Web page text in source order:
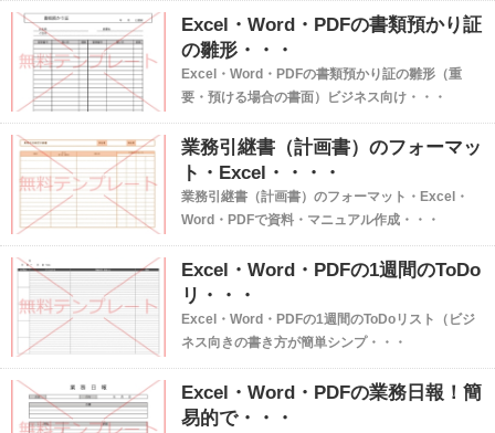
Excel・Word・PDFの書類預かり証
の雛形・・・
Excel・Word・PDFの書類預かり証の雛形（重
要・預ける場合の書面）ビジネス向け・・・
業務引継書（計画書）のフォーマッ
ト・Excel・・・・
業務引継書（計画書）のフォーマット・Excel・
Word・PDFで資料・マニュアル作成・・・
Excel・Word・PDFの1週間のToDo
リ・・・
Excel・Word・PDFの1週間のToDoリスト（ビジ
ネス向きの書き方が簡単シンプ・・・
Excel・Word・PDFの業務日報！簡
易的で・・・